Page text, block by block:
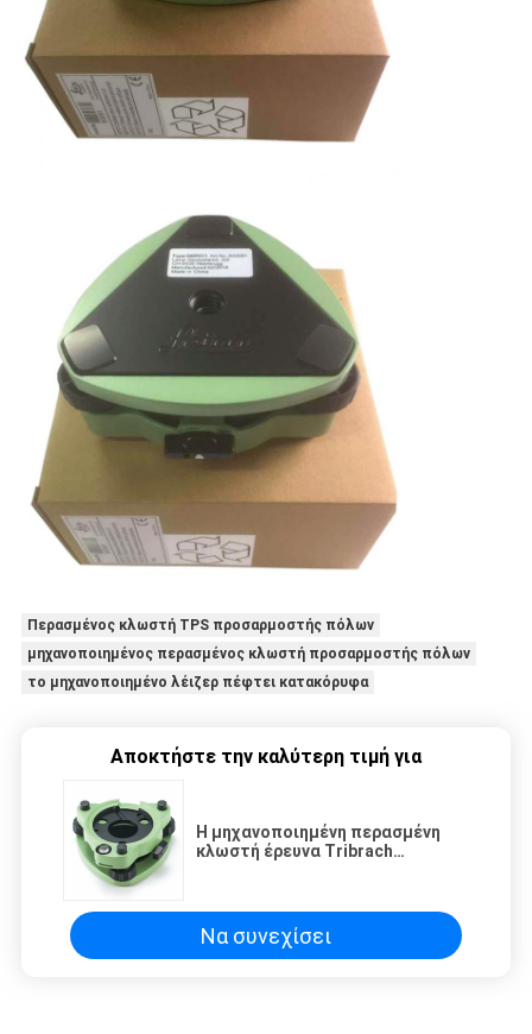
Περασμένος κλωστή TPS προσαρμοστής πόλων
μηχανοποιημένος περασμένος κλωστή προσαρμοστής πόλων
το μηχανοποιημένο λέιζερ πέφτει κατακόρυφα
Αποκτήστε την καλύτερη τιμή για
Η μηχανοποιημένη περασμένη
κλωστή έρευνα Tribrach
κατακόρυφα
Να συνεχίσει